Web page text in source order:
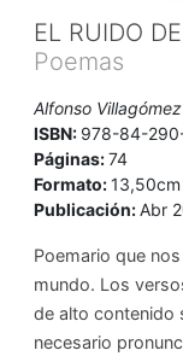
EL RUIDO
Poemas
Alfonso
ISBN: 978-84-
Páginas:74
Formato:
Publicación:Abr
Poemario que
mundo. Los
de alto contenido
necesario